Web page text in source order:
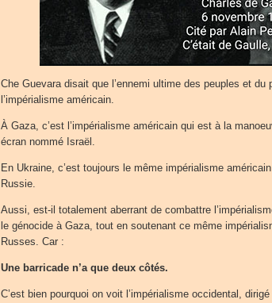
Che Guevara disait que l’ennemi ultime des peuples et du
l’impérialisme américain.
À Gaza, c’est l’impérialisme américain qui est à la
écran nommé Israël.
En Ukraine, c’est toujours le même impérialisme
Russie.
Aussi, est-il totalement aberrant de combattre
le génocide à Gaza, tout en soutenant ce même
Russes. Car :
Une barricade n’a que deux côtés.
C’est bien pourquoi on voit l’impérialisme occidental,